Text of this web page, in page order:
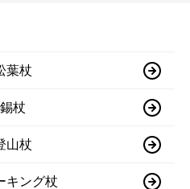
葉杖
錫杖
山杖
キング杖